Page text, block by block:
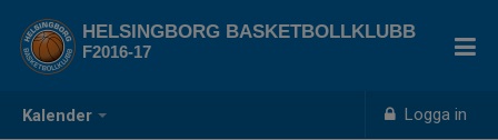
Kalender Logga in
HELSINGBORG BASKETBOLLKLUBB
F2016-17